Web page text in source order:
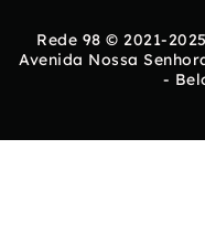
Rede 98 © 2021-
Avenida Nossa
-